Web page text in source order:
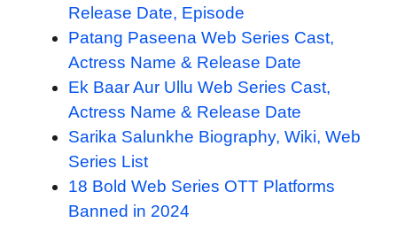
Release Date, Episode
Patang Paseena Web Series Cast,
Actress Name & Release Date
Ek Baar Aur Ullu Web Series Cast,
Actress Name & Release Date
Sarika Salunkhe Biography, Wiki, Web
Series List
18 Bold Web Series OTT Platforms
Banned in 2024